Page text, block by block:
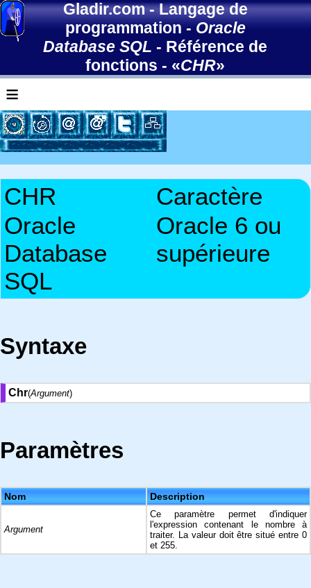
Gladir.com-Langage de
programmation-Oracle
Database SQL - Référence de
fonctions - «CHR»
≡
CHR
Caractère
Oracle
Database
SQL
Oracle 6 ou
supérieure
Syntaxe
Chr(Argument)
Paramètres
Nom Description
Argument
Ce paramètre permet d'indiquer
l'expression contenant le nombre à
traiter. La valeur doit être situé entre 0
et 255.